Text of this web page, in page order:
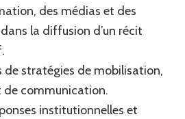
des médias et des
la diffusion d’un récit
de stratégies de mobilisation,
communication.
institutionnelles et